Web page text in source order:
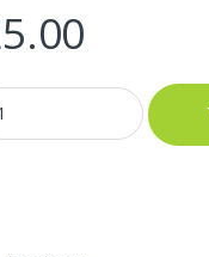
5.00
- 2 x Molex IDE